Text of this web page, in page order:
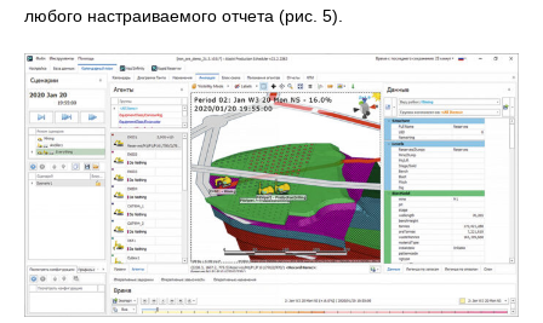
любого настраиваемого отчета (рис. 5).